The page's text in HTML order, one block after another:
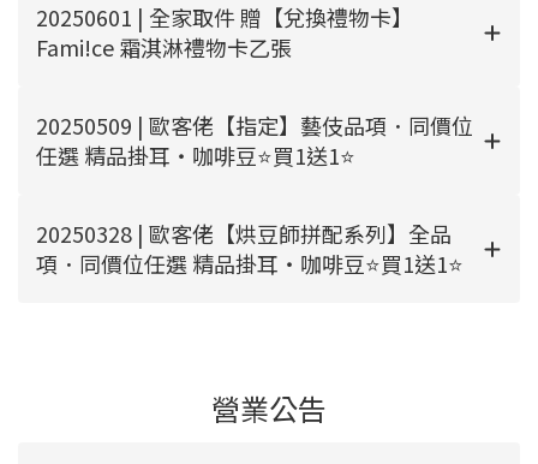
20250601 | 全家取件 贈【兌換禮物卡】
Fami!ce 霜淇淋禮物卡乙張
20250509 | 歐客佬【指定】藝伎品項．同價位
任選 精品掛耳‧咖啡豆⭐買1送1⭐
20250328 | 歐客佬【烘豆師拼配系列】全品
項．同價位任選 精品掛耳‧咖啡豆⭐買1送1⭐
營業公告